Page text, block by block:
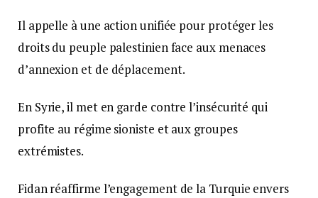
Il appelle à une action unifiée pour protéger les
droits du peuple palestinien face aux menaces
d’annexion et de déplacement.
En Syrie, il met en garde contre l’insécurité qui
profite au régime sioniste et aux groupes
extrémistes.
Fidan réaffirme l’engagement de la Turquie envers